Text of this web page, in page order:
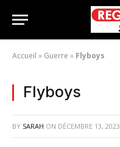
Accueil » Guerre » Flyboys
Flyboys
BY SARAH ON DÉCEMBRE 13, 2023